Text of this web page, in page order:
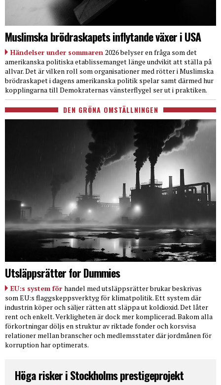
Muslimska brödraskapets inflytande växer i USA
Händelser under sommaren 2026 belyser en fråga som det
amerikanska politiska etablissemanget länge undvikit att ställa på
allvar. Det är vilken roll som organisationer med rötter i Muslimska
brödraskapet i dagens amerikanska politik spelar samt därmed hur
kopplingarna till Demokraternas vänsterflygel ser ut i praktiken.
DEN GRÖNA OMSTÄLLNINGEN
Utsläppsrätter for Dummies
EU:s system för handel med utsläppsrätter brukar beskrivas
som EU:s flaggskeppsverktyg för klimatpolitik. Ett system där
industrin köper och säljer rätten att släppa ut koldioxid. Det låter
rent och enkelt. Verkligheten är dock mer komplicerad. Bakom alla
förkortningar döljs en struktur av riktade fonder och korsvisa
relationer mellan branscher och medlemsstater där jordmånen för
korruption har optimerats.
Höga risker i Stockholms prestigeprojekt